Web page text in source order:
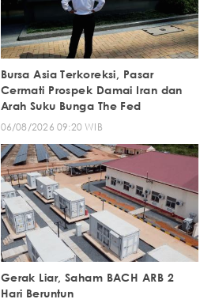
Bursa Asia Terkoreksi, Pasar
Cermati Prospek Damai Iran dan
Arah Suku Bunga The Fed
06/08/2026 09:20 WIB
Gerak Liar, Saham BACH ARB 2
Hari Beruntun